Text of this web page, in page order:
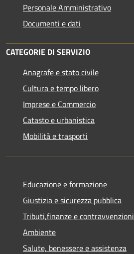
Personale Amministrativo
Documenti e dati
CATEGORIE DI SERVIZIO
Anagrafe e stato civile
Cultura e tempo libero
Imprese e Commercio
Catasto e urbanistica
Mobilità e trasporti
Educazione e formazione
Giustizia e sicurezza pubblica
Tributi,finanze e contravvenzioni
Ambiente
Salute, benessere e assistenza